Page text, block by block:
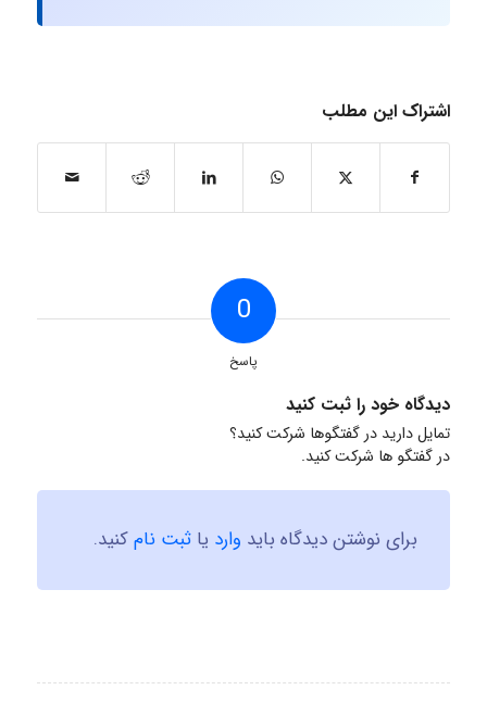
اشتراک این مطلب
0
پاسخ
دیدگاه خود را ثبت کنید
تمایل دارید در گفتگوها شرکت کنید؟
در گفتگو ها شرکت کنید.
برای نوشتن دیدگاه باید وارد یا ثبت نامکنید.